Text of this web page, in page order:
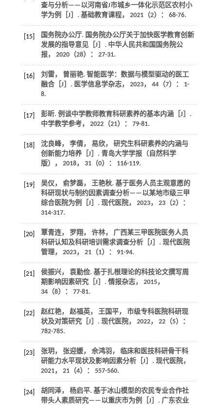
查与分析——以河南省J市城乡一体化示范区农村小
学为例［J］. 基础教育课程， 2021（2）： 68-76.
[15]
国务院办公厅. 国务院办公厅关于加快医学教育创新
发展的指导意见［J］. 中华人民共和国国务院公
报， 2020（28）： 27-31.
[16]
刘雷， 曾丽艳. 智能医学：数据与模型驱动的医工
融合［J］. 医学信息学杂志， 2023， 44（7）： 1-
8.
[17]
彭昕. 例谈中学教师教育科研素养的基本内涵［J］.
中学教学参考， 2022（21）： 79-81.
[18]
沈良峰， 李倩， 易欣， 研究生科研素养的内涵与
创新能力培养［J］. 青岛大学学报（自然科学
版）
， 2018， 31（0）： 116-119.
[19]
吴仪， 俞梦磊， 王艳秋. 基于医务人员主观意愿的
科研现状与制约因素调查分析——以某地市级三甲
综合医院为例［J］. 现代医院， 2023， 23（2）：
314-317.
[20]
覃青连， 罗翔， 许林， 广西某三甲医院医务人员
科研认知及科研培训需求调查分析［J］. 现代医院
管理， 2023， 21（1）： 91-94.
[21]
侯振兴， 袁勤俭. 基于扎根理论的科技论文撰写周
期影响因素研究［J］. 情报杂志， 2015，
34（8）： 77-81.
[22]
赵红艳， 赵福英， 王国平， 市级专科医院科研现
状及对策研究［J］. 现代医院， 2022， 22（5）：
782-785.
[23]
张玥， 张迎媛， 佘鸿羽， 临床和医技科研骨干科
研能力水平现状及影响因素分析［J］. 现代医院，
2021， 21（4）： 557-560.
[24]
胡同泽， 杨启平. 基于冰山模型的农民专业合作社
带头人素质研究——以重庆市为例［J］. 广东农业